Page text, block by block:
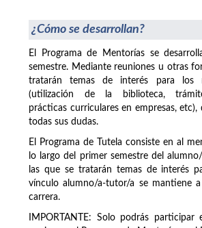
¿Cómo se desarrollan?
El Programa de Mentorías se
semestre. Mediante reuniones u otras
tratarán temas de interés para los
(utilización de la biblioteca,
prácticas curriculares en empresas,
todas sus dudas.
El Programa de Tutela consiste en al
lo largo del primer semestre del
las que se tratarán temas de interés
vínculo alumno/a-tutor/a se mantiene
carrera.
IMPORTANTE: Solo podrás